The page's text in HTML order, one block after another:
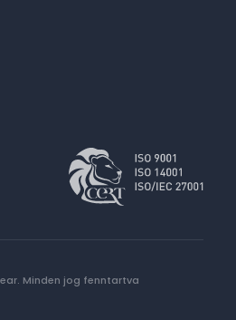
Minden jog fenntartva